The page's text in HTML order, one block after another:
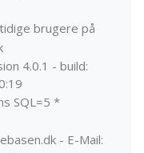
brugere på
4.0.1 - build:
SQL=5 *
- E-Mail: